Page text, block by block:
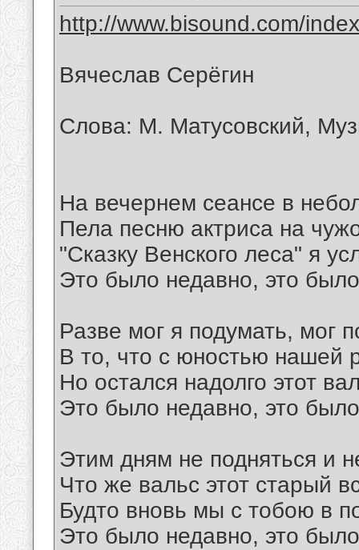
http://www.bisound.com/
Вячеслав Серёгин
Слова: М. Матусовский,
На вечернем сеансе в
Пела песню актриса на
"Сказку Венского леса" я
Это было недавно, это
Разве мог я подумать, мог
В то, что с юностью нашей
Но остался надолго этот
Это было недавно, это
Этим дням не подняться и
Что же вальс этот старый
Будто вновь мы с тобою в
Это было недавно, это